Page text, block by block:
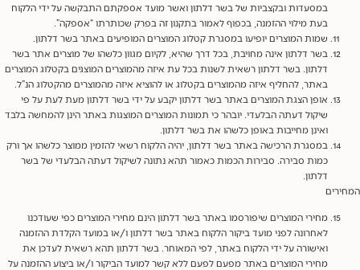
במסעדות ובקצביות של בשר דלתון ואשר מועד אספקתם התבקשה על ידי הלקוח
בעת מילוי ההזמנה, בכפוף לאמור בתקנון זה בפרק שכותרתו “אספקה”.
שמות המוצרים יופיעו במסגרת קטלוג המוצרים המופיעים באתר בשר דלתון.
בשר דלתון אינה מחויבת, בכל דרך שהיא, לקיום מגוון כלשהו של מוצרים אתר בשר
דלתון. בשר דלתון רשאית לשנות בכל עת איזה מהמוצרים המוצגים בקטלוג המוצרים
באתר, להחליף איזה מהמוצרים בקטלוג או להוציא איזה מהמוצרים מהקטלוג הנ”ל.
אופן הצגת המוצרים באתר בשר דלתון יקבע על ידי בשר דלתון מעת לעת על פי
שיקול דעתה הבלעדי. יובהר כי תמונות המוצרים המוצגות באתר הינן להמחשה בלבד
ואינן מחייבות באופן כלשהו את בשר דלתון.
במסגרת הרכישה באתר בשר דלתון, יהיה הלקוח רשאי להזמין ממוצר כלשהו אך ורק
כמות סבירה. סבירות הכמות כאמור תהא נתונה לשיקול דעתה הבלעדי של בשר
דלתון.
מחירי המוצרים שיפורסמו באתר בשר דלתון הינם מחירי המוצרים כפי שעודכנו
לאחרונה לפני מועד ביקור הלקוח באתר בשר דלתון ו/או במועד הקלדת ההזמנה
ואישורה על ידי הלקוח באתר, לפי המאוחר. בשר דלתון תהא רשאית לעדכן את
מחירי המוצרים באתר מפעם לפעם ללא קשר למועד הביקור ו/או ביצוע ההזמנה על